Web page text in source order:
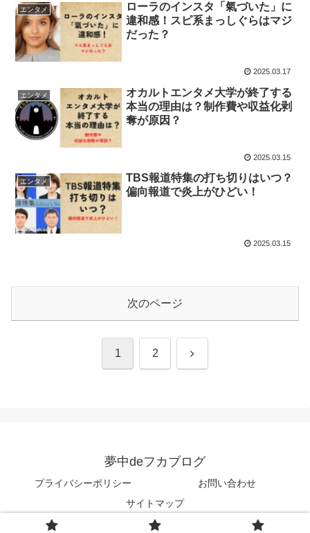
エンタメ
ローラのインスタ「氣づいた」に
違和感！スピ系まっしぐらはマジ
だった？
2025.03.17
エンタメ
オカルトエンタメ大学が終了する
本当の理由は？制作費や収益化剥
奪が原因？
2025.03.15
エンタメ
TBS報道特集の打ち切りはいつ？
偏向報道で炎上がひどい！
2025.03.15
次のページ
1 2 次
夢中deフカブログ
プライバシーポリシー
お問い合わせ
サイトマップ
© 2025 夢中deフカブログ.